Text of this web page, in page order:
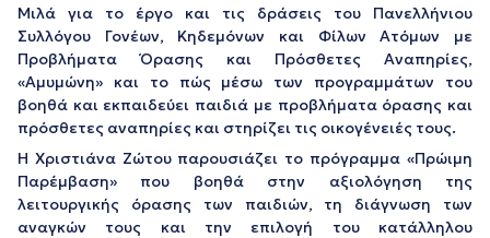
Μιλά για το έργο και τις δράσεις του Πανελλήνιου
Συλλόγου Γονέων, Κηδεμόνων και Φίλων Ατόμων με
Προβλήματα Όρασης και Πρόσθετες Αναπηρίες,
«Αμυμώνη» και το πώς μέσω των προγραμμάτων του
βοηθά και εκπαιδεύει παιδιά με προβλήματα όρασης και
πρόσθετες αναπηρίες και στηρίζει τις οικογένειές τους.
Η Χριστιάνα Ζώτου παρουσιάζει το πρόγραμμα «Πρώιμη
Παρέμβαση» που βοηθά στην αξιολόγηση της
λειτουργικής όρασης των παιδιών, τη διάγνωση των
αναγκών τους και την επιλογή του κατάλληλου